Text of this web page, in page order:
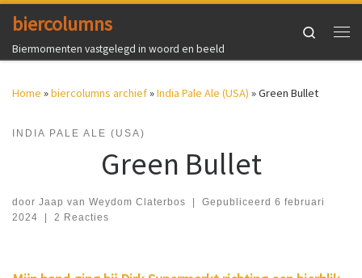
Ga naar inhoud
biercolumns
Biermomenten vastgelegd in woord en beeld
Search
Home »biercolumns archief»India Pale Ale (USA) »Green Bullet
INDIA PALE ALE (USA)
Green Bullet
door Jaap van Weydom Claterbos Gepubliceerd 6 februari
2024
2 Reacties